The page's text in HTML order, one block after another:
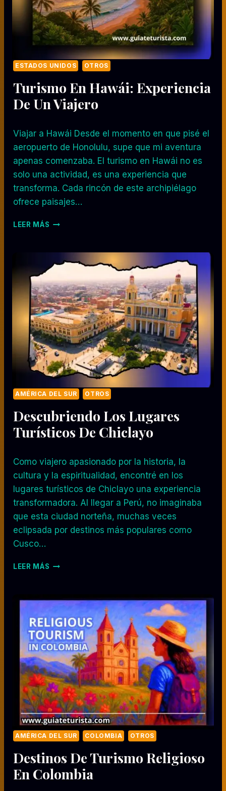
ESTADOS UNIDOS OTROS
Turismo En Hawái: Experiencia
De Un Viajero
Viajar a Hawái Desde el momento en que pisé el
aeropuerto de Honolulu, supe que mi aventura
apenas comenzaba. El turismo en Hawái no es
solo una actividad, es una experiencia que
transforma. Cada rincón de este archipiélago
ofrece paisajes…
LEER MÁS
I
S
O
E
N
H
A
W
Á
I
:
X
E
R
I
C
A
U
N
AMÉRICA DEL SUR OTROS
Descubriendo Los Lugares
Turísticos De Chiclayo
Como viajero apasionado por la historia, la
cultura y la espiritualidad, encontré en los
lugares turísticos de Chiclayo una experiencia
transformadora. Al llegar a Perú, no imaginaba
que esta ciudad norteña, muchas veces
eclipsada por destinos más populares como
Cusco…
LEER MÁS
U
B
R
I
E
N
D
O
L
O
S
L
U
A
R
E
AMÉRICA DEL SUR COLOMBIA OTROS
Destinos De Turismo Religioso
En Colombia